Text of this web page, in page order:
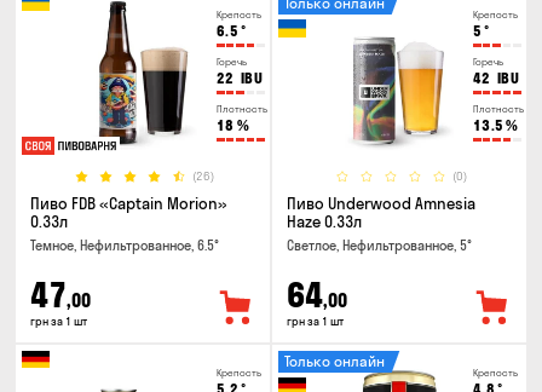
Крепость
6.5 °
Горечь
22 IBU
Плотность
18 %
(26)
Пиво FDB «Captain Morion»
0.33л
Темное, Нефильтрованное, 6.5°
47,00
грн за 1 шт
Крепость
5 °
Горечь
42 IBU
Плотность
13.5 %
(0)
Пиво Underwood Amnesia
Haze 0.33л
Светлое, Нефильтрованное, 5°
64,00
грн за 1 шт
Крепость Крепость
Только онлайн